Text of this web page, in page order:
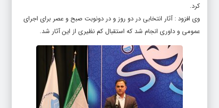
کرد.
وی افزود : آثار انتخابی در دو روز و در دونوبت صبح و عصر برای اجرای
عمومی و داوری انجام شد که استقبال کم نظیری از این آثار شد.